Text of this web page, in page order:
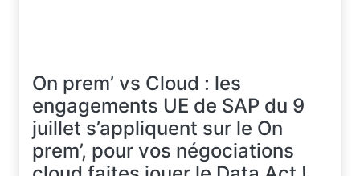
On prem’ vs Cloud : les
engagements UE de SAP du 9
juillet s’appliquent sur le On
prem’, pour vos négociations